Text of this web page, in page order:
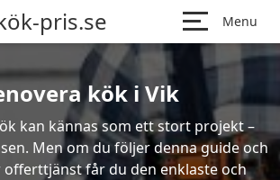
pris.se Menu
kök i Vik
kan kännas som ett stort projekt –
Men om du följer denna guide och
offerttjänst får du den enklaste och